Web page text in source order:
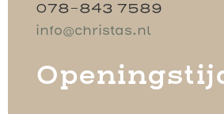
078-843 7589
info@christas.nl